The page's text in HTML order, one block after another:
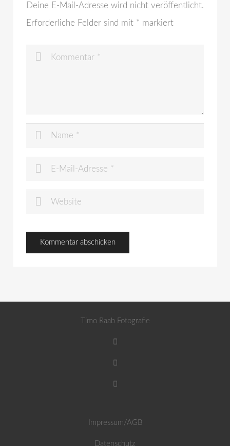
Deine E-Mail-Adresse wird nicht veröffentlicht.
Erforderliche Felder sind mit * markiert
Timo Raab Fotografie
Impressum/AGB
Datenschutz